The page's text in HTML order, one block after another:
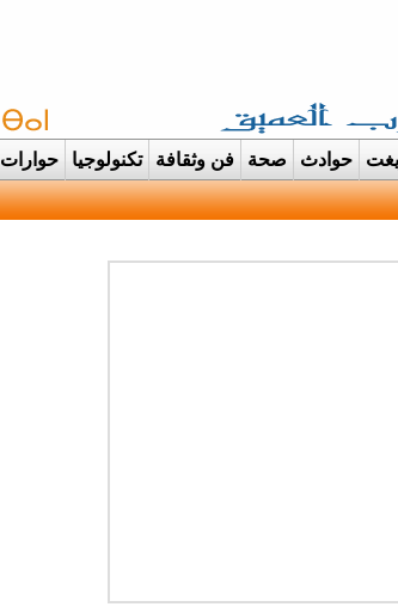
حوادث صحة فن وثقافة تكنولوجيا حوارات
تتحول الى عرس ايماني مهيب احتفاء |